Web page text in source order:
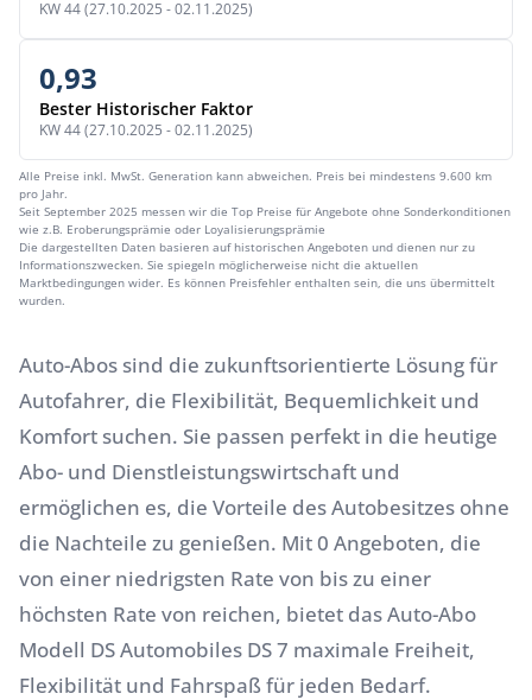
KW 44 (27.10.2025 - 02.11.2025)
0,93
Bester Historischer Faktor
KW 44 (27.10.2025 - 02.11.2025)
Alle Preise inkl. MwSt. Generation kann abweichen. Preis bei mindestens 9.600 km
pro Jahr.
Seit September 2025 messen wir die Top Preise für Angebote ohne Sonderkonditionen
wie z.B. Eroberungsprämie oder Loyalisierungsprämie
Die dargestellten Daten basieren auf historischen Angeboten und dienen nur zu
Informationszwecken. Sie spiegeln möglicherweise nicht die aktuellen
Marktbedingungen wider. Es können Preisfehler enthalten sein, die uns übermittelt
wurden.
Auto-Abos sind die zukunftsorientierte Lösung für
Autofahrer, die Flexibilität, Bequemlichkeit und
Komfort suchen. Sie passen perfekt in die heutige
Abo- und Dienstleistungswirtschaft und
ermöglichen es, die Vorteile des Autobesitzes ohne
die Nachteile zu genießen. Mit 0 Angeboten, die
von einer niedrigsten Rate von bis zu einer
höchsten Rate von reichen, bietet das Auto-Abo
Modell DS Automobiles DS 7 maximale Freiheit,
Flexibilität und Fahrspaß für jeden Bedarf.